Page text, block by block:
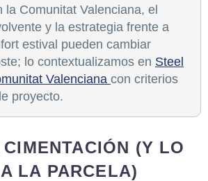
la Comunitat Valenciana, el
y la estrategia frente a
estival pueden cambiar
lo contextualizamos en Steel
Valenciana con criterios
proyecto.
(Y LO
LA PARCELA)